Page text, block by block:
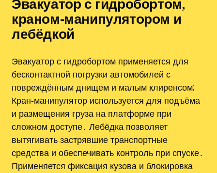
Эвакуатор с гидробортом,
краном‑манипулятором и
лебёдкой
Эвакуатор с гидробортом применяется для
бесконтактной погрузки автомобилей с
повреждённым днищем и малым клиренсом;
Кран‑манипулятор используется для подъёма
и размещения груза на платформе при
сложном доступе․ Лебёдка позволяет
вытягивать застрявшие транспортные
средства и обеспечивать контроль при спуске․
Применяется фиксация кузова и блокировка